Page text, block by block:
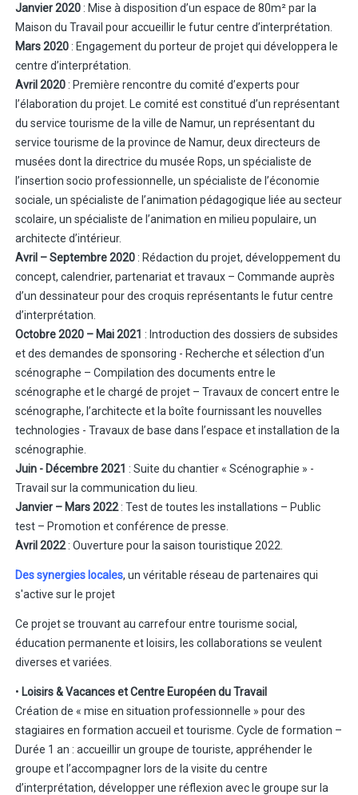
Janvier 2020 : Mise à disposition d’un espace de 80m² par la
Maison du Travail pour accueillir le futur centre d’interprétation.
Mars 2020 : Engagement du porteur de projet qui développera le
centre d’interprétation.
Avril 2020 : Première rencontre du comité d’experts pour
l’élaboration du projet. Le comité est constitué d’un représentant
du service tourisme de la ville de Namur, un représentant du
service tourisme de la province de Namur, deux directeurs de
musées dont la directrice du musée Rops, un spécialiste de
l’insertion socio professionnelle, un spécialiste de l’économie
sociale, un spécialiste de l’animation pédagogique liée au secteur
scolaire, un spécialiste de l’animation en milieu populaire, un
architecte d’intérieur.
Avril – Septembre 2020 : Rédaction du projet, développement du
concept, calendrier, partenariat et travaux – Commande auprès
d’un dessinateur pour des croquis représentants le futur centre
d’interprétation.
Octobre 2020 – Mai 2021 : Introduction des dossiers de subsides
et des demandes de sponsoring - Recherche et sélection d’un
scénographe – Compilation des documents entre le
scénographe et le chargé de projet – Travaux de concert entre le
scénographe, l’architecte et la boîte fournissant les nouvelles
technologies - Travaux de base dans l’espace et installation de la
scénographie.
Juin - Décembre 2021 : Suite du chantier « Scénographie » -
Travail sur la communication du lieu.
Janvier – Mars 2022: Test de toutes les installations – Public
test – Promotion et conférence de presse.
Avril 2022: Ouverture pour la saison touristique 2022.
Des synergies locales, un véritable réseau de partenaires qui
s'active sur le projet
Ce projet se trouvant au carrefour entre tourisme social,
éducation permanente et loisirs, les collaborations se veulent
diverses et variées.
• Loisirs & Vacances et Centre Européen du Travail
Création de « mise en situation professionnelle » pour des
stagiaires en formation accueil et tourisme. Cycle de formation –
Durée 1 an : accueillir un groupe de touriste, appréhender le
groupe et l’accompagner lors de la visite du centre
d’interprétation, développer une réflexion avec le groupe sur la